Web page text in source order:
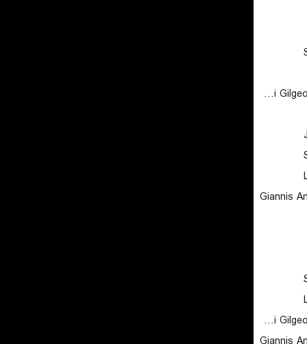
Shai Gilgeous-Alexander
Giannis
Shai Gilgeous-Alexander